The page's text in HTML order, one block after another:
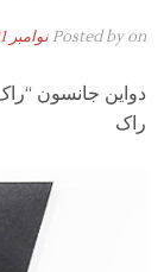
Posted byon نوامبر 21, 2016
راک